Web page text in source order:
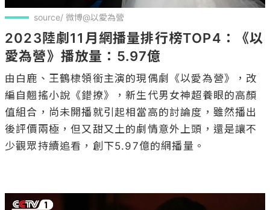
source/ 微博@以愛為營
2023陸劇11月網播量排行榜TOP4：《以
愛為營》播放量：5.97億
由白鹿、王鶴棣領銜主演的現偶劇《以愛為營》，改
編自翹搖小說《錯撩》，新生代男女神超養眼的高顏
值組合，尚未開播就引起相當高的討論度，雖然播出
後評價兩極，但又甜又土的劇情意外上頭，還是讓不
少觀眾持續追看，創下5.97億的網播量。